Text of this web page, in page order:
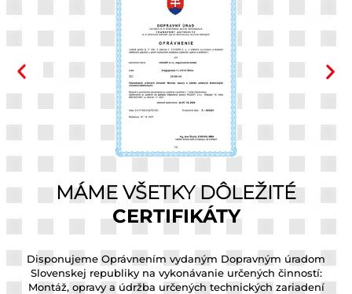
MÁME VŠETKY DÔLEŽITÉ
CERTIFIKÁTY
Disponujeme Oprávnením vydaným Dopravným úradom
Slovenskej republiky na vykonávanie určených činností:
Montáž, opravy a údržba určených technických zariadení